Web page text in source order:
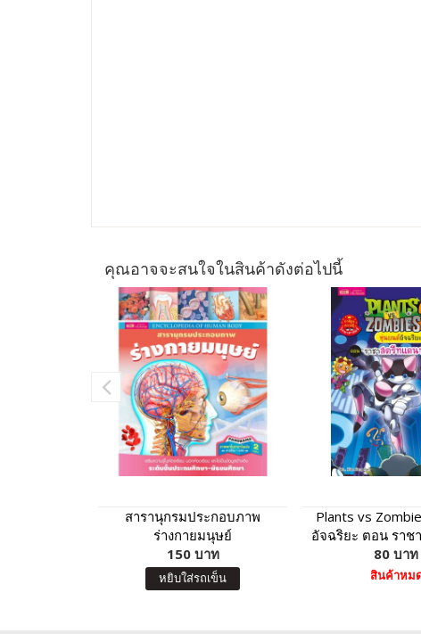
คุณอาจจะสนใจในสินค้าดังต่อไปนี้
สารานุกรมประกอบภาพ
ร่างกายมนุษย์
150 บาท
หยิบใส่รถเข็น
Plants vs
อัจฉริยะ ตอน รา
ซ์เท้าไฟ
80 บาท
สินค้าหม